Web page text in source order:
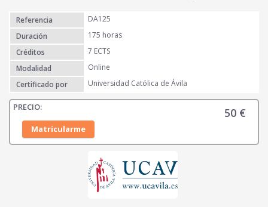
Referencia
DA125
Duración
175 horas
Créditos
7 ECTS
Modalidad
Online
Certificado por
Universidad Católica de Ávila
50 €
Matricularme